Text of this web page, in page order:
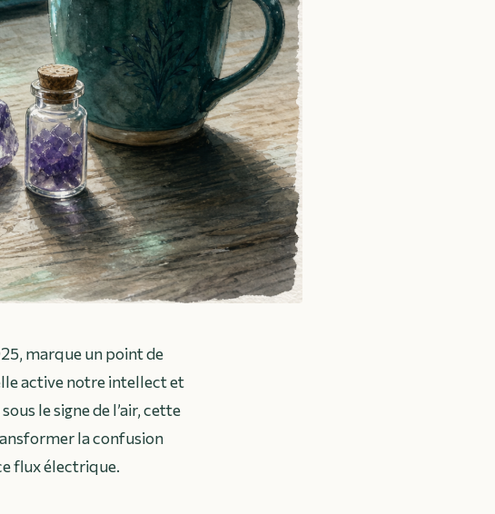
marque un point de
active notre intellect et
le signe de l’air, cette
la confusion
flux électrique.